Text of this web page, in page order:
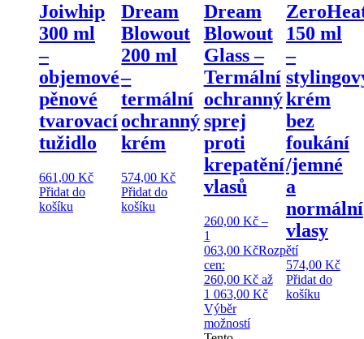
Joiwhip
300 ml
–
objemové
pěnové
tvarovací
tužidlo
661,00 Kč
Přidat do
košíku
Dream
Blowout
200 ml
–
termální
ochranný
krém
574,00Kč
Přidat do
košíku
Dream
Blowout
Glass –
Termální
ochranný
sprej
proti
krepatění
vlasů
260,00 Kč –
1
063,00 KčRozpětí
cen:
260,00 Kč až
1 063,00 Kč
Výběr
možností
150 ml
–
krém
bez
foukání
/jemné
a
normální
vlasy
574,00 Kč
Přidat do
košíku